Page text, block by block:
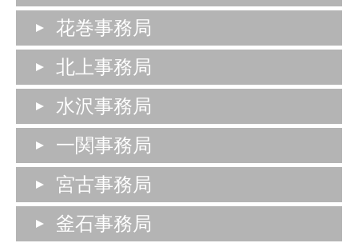
花巻事務局
北上事務局
水沢事務局
一関事務局
宮古事務局
釜石事務局